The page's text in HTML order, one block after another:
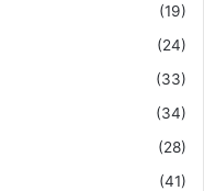
(19)
(24)
(33)
(34)
(28)
(41)